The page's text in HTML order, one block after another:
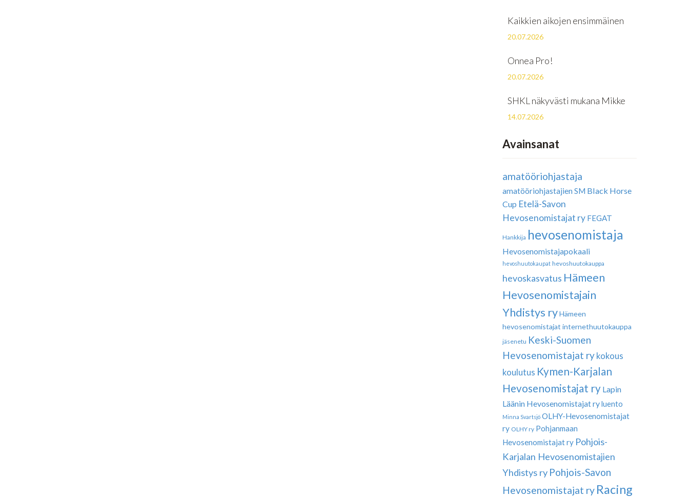
Kaikkien aikojen ensimmäinen
20.07.2026
Onnea Pro!
20.07.2026
SHKL näkyvästi mukana Mikke
14.07.2026
Avainsanat
amatööriohjastaja
amatööriohjastajien SM Black Horse
Cup Etelä-Savon
Hevosenomistajat ry FEGAT
Hankkija hevosenomistaja
Hevosenomistajapokaali
hevoshuutokaupat hevoshuutokauppa
hevoskasvatus Hämeen
Hevosenomistajain
Yhdistys ry Hämeen
hevosenomistajat internethuutokauppa
jäsenetu Keski-Suomen
Hevosenomistajat ry kokous
koulutus Kymen-Karjalan
Hevosenomistajat ry Lapin
Läänin Hevosenomistajat ryluento
Minna Svartsjö OLHY-Hevosenomistajat
ry OLHY ry Pohjanmaan
Hevosenomistajat ry Pohjois-
Karjalan Hevosenomistajien
Yhdistys ry Pohjois-Savon
Hevosenomistajat ry Racing